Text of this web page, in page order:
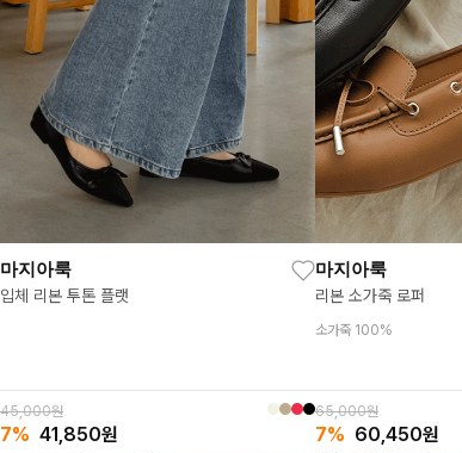
마지아룩
입체 리본 투톤 플랫
45,000원
7% 41,850원
마지아룩
리본 소가죽 로퍼
소가죽 100%
65,000원
7% 60,450원